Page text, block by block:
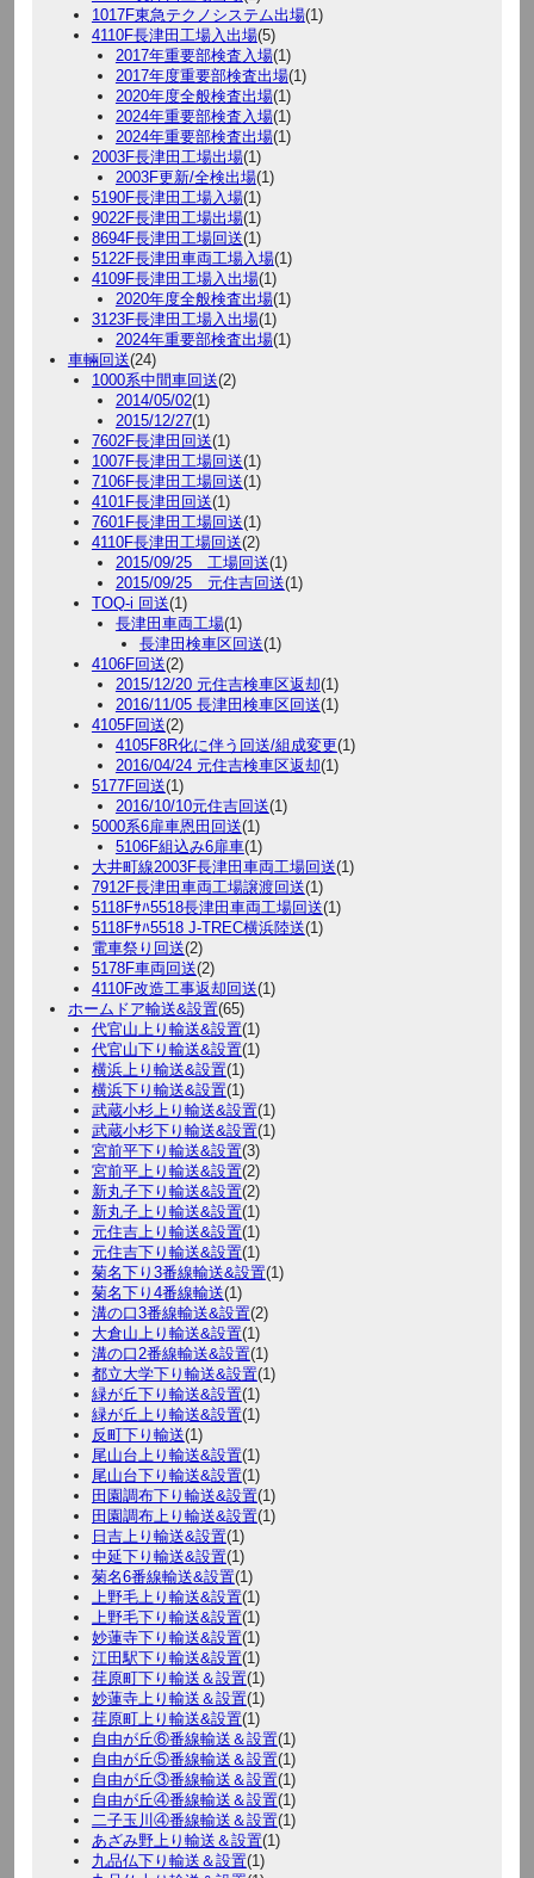
1017F東急テクノシステム出場(1)
4110F長津田工場入出場(5)
2017年重要部検査入場(1)
2017年度重要部検査出場(1)
2020年度全般検査出場(1)
2024年重要部検査入場(1)
2024年重要部検査出場(1)
2003F長津田工場出場(1)
2003F更新/全検出場(1)
5190F長津田工場入場(1)
9022F長津田工場出場(1)
8694F長津田工場回送(1)
5122F長津田車両工場入場(1)
4109F長津田工場入出場(1)
2020年度全般検査出場(1)
3123F長津田工場入出場(1)
2024年重要部検査出場(1)
車輛回送(24)
1000系中間車回送(2)
2014/05/02(1)
2015/12/27(1)
7602F長津田回送(1)
1007F長津田工場回送(1)
7106F長津田工場回送(1)
4101F長津田回送(1)
7601F長津田工場回送(1)
4110F長津田工場回送(2)
2015/09/25 工場回送(1)
2015/09/25 元住吉回送(1)
TOQ-i 回送(1)
長津田車両工場(1)
長津田検車区回送(1)
4106F回送(2)
2015/12/20 元住吉検車区返却(1)
2016/11/05 長津田検車区回送(1)
4105F回送(2)
4105F8R化に伴う回送/組成変更(1)
2016/04/24 元住吉検車区返却(1)
5177F回送(1)
2016/10/10元住吉回送(1)
5000系6扉車恩田回送(1)
5106F組込み6扉車(1)
大井町線2003F長津田車両工場回送(1)
7912F長津田車両工場譲渡回送(1)
5118Fｻﾊ5518長津田車両工場回送(1)
5118Fｻﾊ5518 J-TREC横浜陸送(1)
電車祭り回送(2)
5178F車両回送(2)
4110F改造工事返却回送(1)
ホームドア輸送&設置(65)
代官山上り輸送&設置(1)
代官山下り輸送&設置(1)
横浜上り輸送&設置(1)
横浜下り輸送&設置(1)
武蔵小杉上り輸送&設置(1)
武蔵小杉下り輸送&設置(1)
宮前平下り輸送&設置(3)
宮前平上り輸送&設置(2)
新丸子下り輸送&設置(2)
新丸子上り輸送&設置(1)
元住吉上り輸送&設置(1)
元住吉下り輸送&設置(1)
菊名下り3番線輸送&設置(1)
菊名下り4番線輸送(1)
溝の口3番線輸送&設置(2)
大倉山上り輸送&設置(1)
溝の口2番線輸送&設置(1)
都立大学下り輸送&設置(1)
緑が丘下り輸送&設置(1)
緑が丘上り輸送&設置(1)
反町下り輸送(1)
尾山台上り輸送&設置(1)
尾山台下り輸送&設置(1)
田園調布下り輸送&設置(1)
田園調布上り輸送&設置(1)
日吉上り輸送&設置(1)
中延下り輸送&設置(1)
菊名6番線輸送&設置(1)
上野毛上り輸送&設置(1)
上野毛下り輸送&設置(1)
妙蓮寺下り輸送&設置(1)
江田駅下り輸送&設置(1)
荏原町下り輸送＆設置(1)
妙蓮寺上り輸送＆設置(1)
荏原町上り輸送&設置(1)
自由が丘⑥番線輸送＆設置(1)
自由が丘⑤番線輸送＆設置(1)
自由が丘③番線輸送＆設置(1)
自由が丘④番線輸送＆設置(1)
二子玉川④番線輸送＆設置(1)
あざみ野上り輸送＆設置(1)
九品仏下り輸送＆設置(1)